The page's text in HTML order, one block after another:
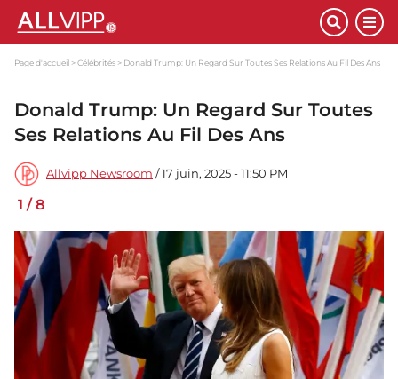
Page d'accueil Célébrités Donald Trump: Un Regard Sur Toutes Ses Relations Au Fil Des Ans
Donald Trump: Un Regard Sur Toutes
Ses Relations Au Fil Des Ans
Allvipp Newsroom / 17 juin, 2025 - 11:50 PM
1 /8